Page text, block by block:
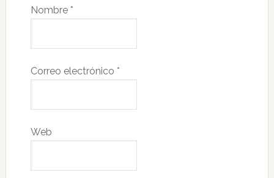
Nombre *
Correo electrónico *
Web